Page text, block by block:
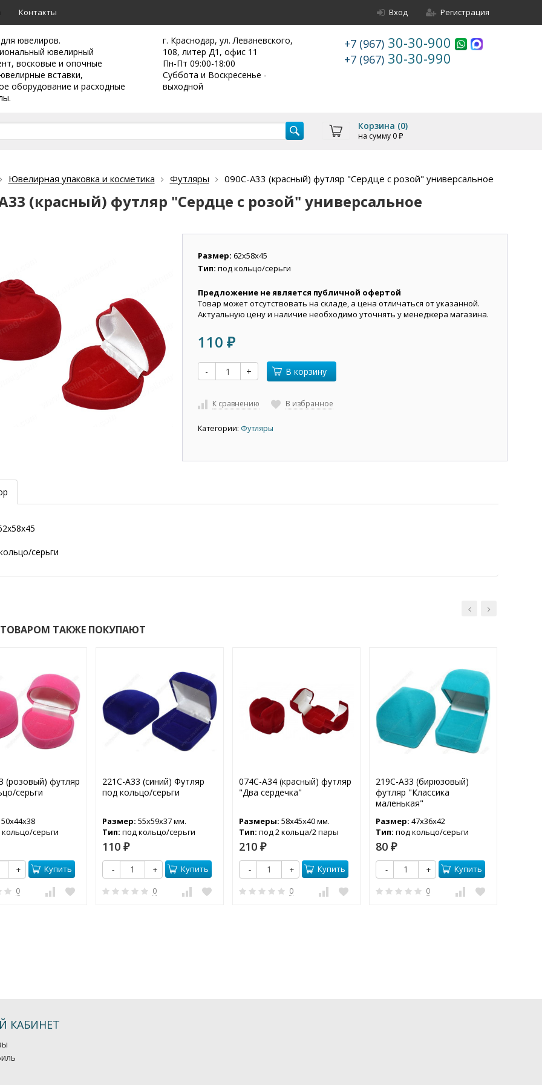
Контакты Вход Регистрация
ювелиров.
ювелирный
восковые и опочные
вставки,
оборудование и расходные
г. Краснодар, ул. Леваневского,
108, литер Д1, офис 11
Пн-Пт 09:00-18:00
Суббота и Воскресенье -
выходной
+7 (967) 30-30-900
+7 (967) 30-30-990
Корзина (0)
на сумму 0 ₽
Ювелирная упаковка и косметика Футляры 090С-А33 (красный) футляр "Сердце с розой" универсальное
(красный) футляр "Сердце с розой" универсальное
Размер: 62х58х45
Тип: под кольцо/серьги
Предложение не является публичной офертой
Товар может отсутствовать на складе, а цена отличаться от указанной.
Актуальную цену и наличие необходимо уточнять у менеджера магазина.
110 ₽
- + В корзину
К сравнению В избранное
Категории: Футляры
серьги
ТАКЖЕ ПОКУПАЮТ
(розовый) футляр
серьги
50х44х38
серьги
+ Купить
0
221С-А33 (синий) Футляр
под кольцо/серьги
Размер: 55х59х37 мм.
Тип: под кольцо/серьги
110 ₽
- + Купить
0
074С-А34 (красный) футляр
"Два сердечка"
Размеры: 58х45х40 мм.
Тип: под 2 кольца/2 пары
серьг
210 ₽
- + Купить
0
219С-А33 (бирюзовый)
футляр "Классика
маленькая"
Размер: 47х36х42
Тип: под кольцо/серьги
80 ₽
- + Купить
0
КАБИНЕТ